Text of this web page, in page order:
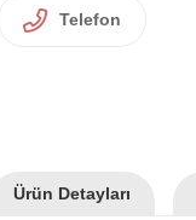
Telefon
Ürün Detayları